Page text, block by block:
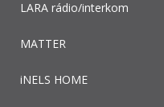
LARA rádio/interkom
MATTER
iNELS HOME